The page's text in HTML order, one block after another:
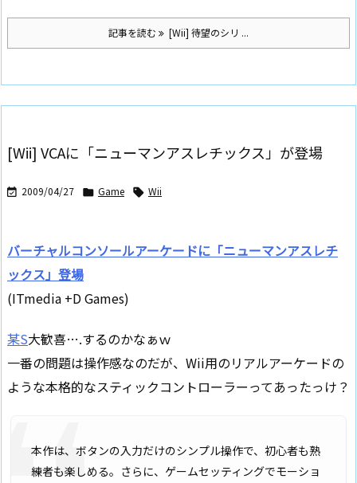
記事を読む [Wii] 待望のシリ ...
[Wii] VCAに「ニューマンアスレチックス」が登場
 2009/04/27  Game  Wii
バーチャルコンソールアーケードに「ニューマンアスレチ
ックス」登場
(ITmedia +D Games)
某S大歓喜….するのかなぁｗ
一番の問題は操作感なのだが、Wii用のリアルアーケードの
ような本格的なスティックコントローラーってあったっけ？
本作は、ボタンの入力だけのシンプル操作で、初心者も熟
練者も楽しめる。さらに、ゲームセッティングでモーショ